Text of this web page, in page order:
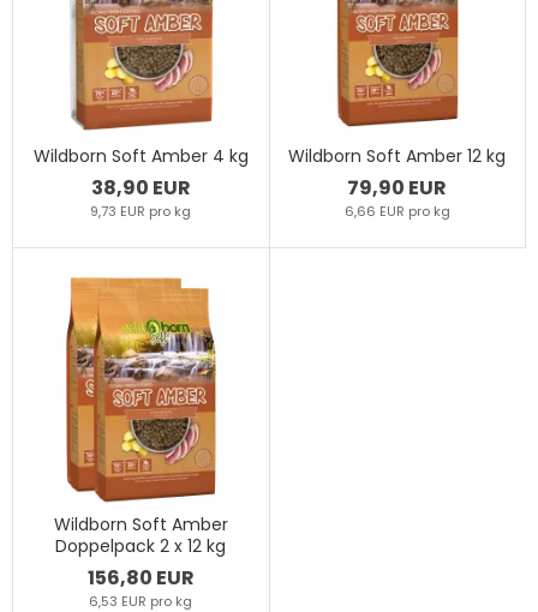
Wildborn Soft Amber 4 kg
38,90 EUR
9,73 EUR pro kg
Wildborn Soft Amber 12 kg
79,90 EUR
6,66 EUR pro kg
Wildborn Soft Amber
Doppelpack 2 x 12 kg
156,80 EUR
6,53 EUR pro kg